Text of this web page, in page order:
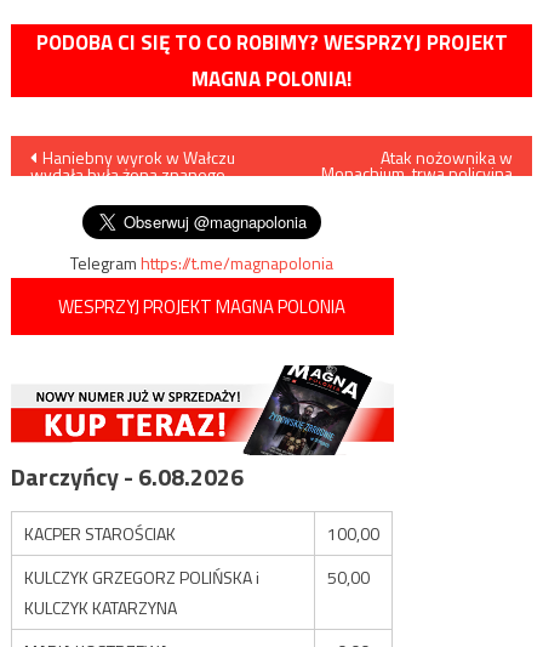
PODOBA CI SIĘ TO CO ROBIMY? WESPRZYJ PROJEKT
MAGNA POLONIA!
Nawigacja
wpisu
Haniebny wyrok w Wałczu
wydała była żona znanego
Atak nożownika w
Monachium, trwa policyjna
Telegramhttps://t.me/magnapolonia
WESPRZYJ PROJEKT MAGNA POLONIA
Darczyńcy - 6.08.2026
KACPER STAROŚCIAK
100,00
KULCZYK GRZEGORZ POLIŃSKA i
KULCZYK KATARZYNA
50,00